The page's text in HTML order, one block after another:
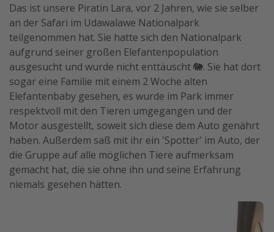
Das ist unsere Piratin Lara, vor 2 Jahren, wie sie selber
an der Safari im Udawalawe Nationalpark
teilgenommen hat. Sie hatte sich den Nationalpark
aufgrund seiner großen Elefantenpopulation
ausgesucht und wurde nicht enttäuscht 🐘. Sie hat dort
sogar eine Familie mit einem 2 Woche alten
Elefantenbaby gesehen, es wurde im Park immer
respektvoll mit den Tieren umgegangen und der
Motor ausgestellt, soweit sich diese dem Auto genährt
haben. Außerdem saß mit ihr ein 'Spotter' im Auto, der
die Gruppe auf alle möglichen Tiere aufmerksam
gemacht hat, die sie ohne ihn und seine Erfahrung
niemals gesehen hätten.